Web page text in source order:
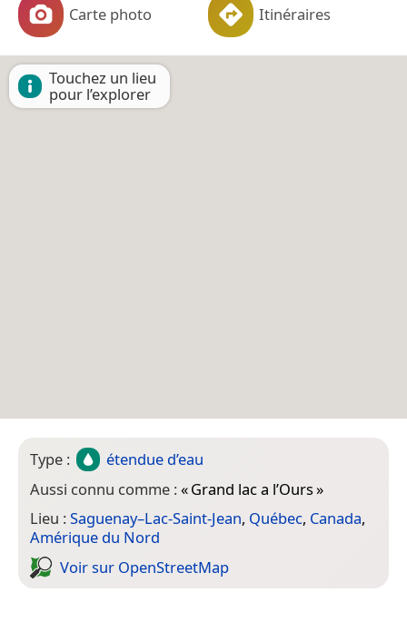
Carte photo Itinéraires
Touchez un lieu
pour l’explorer
Type :
étendue d’eau
Aussi connu comme :«Grand lac a l’Ours»
Lieu :Saguenay–Lac-Saint-Jean, Québec, Canada,
Amérique du Nord
Voir sur Open­Street­Map